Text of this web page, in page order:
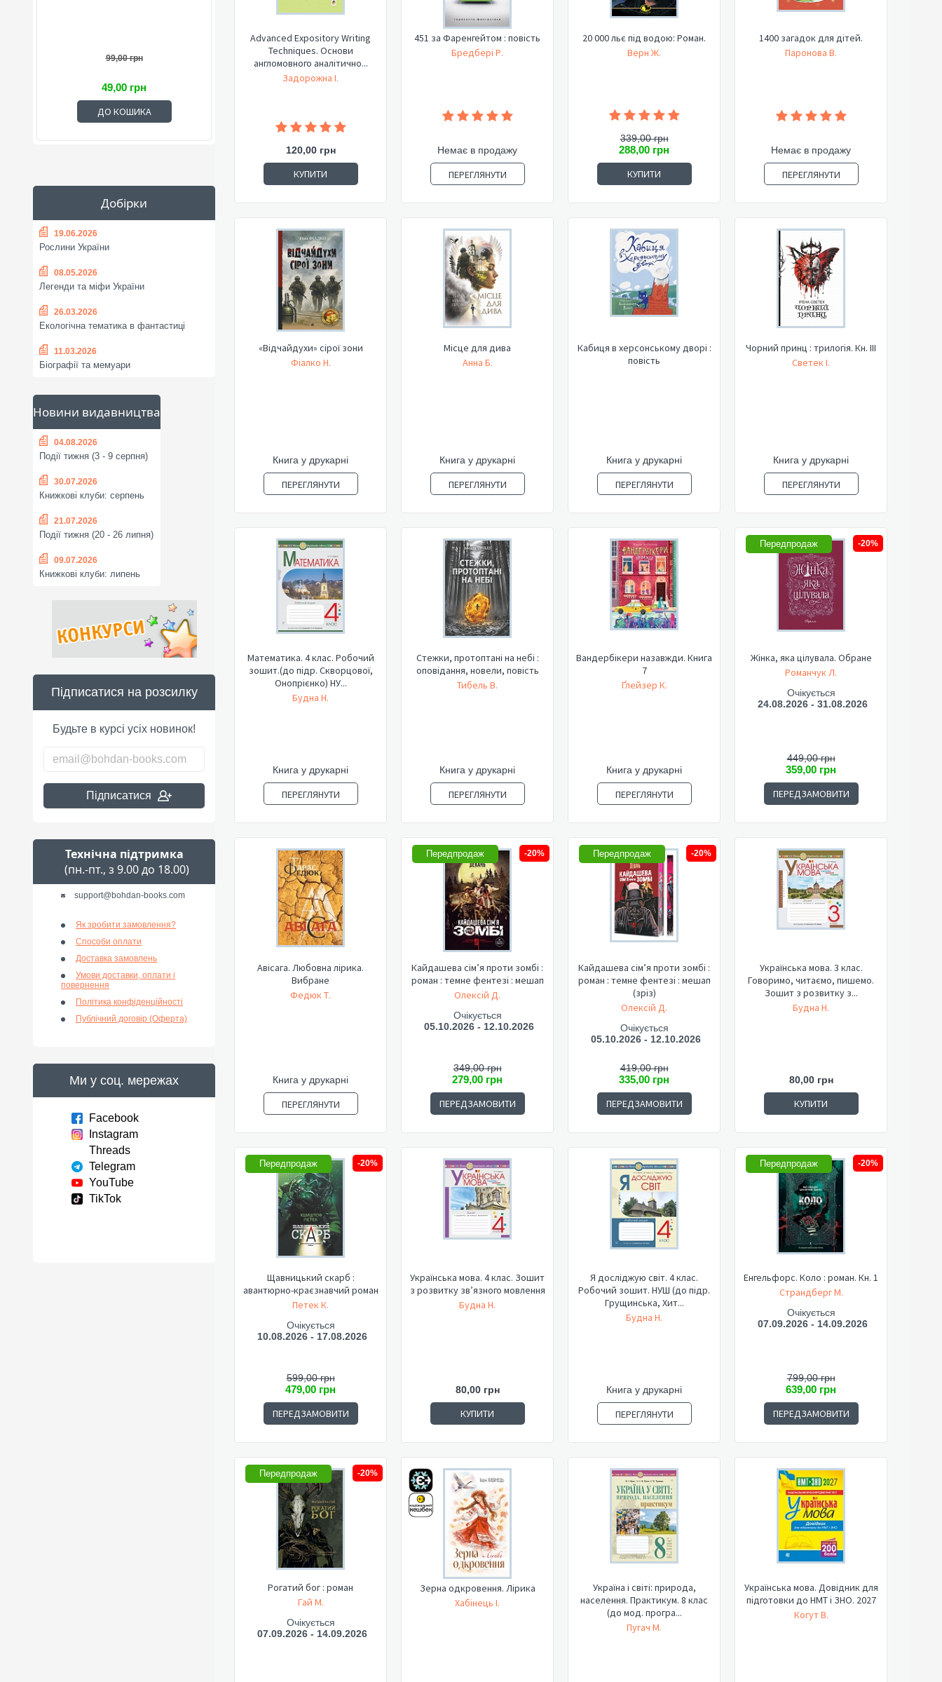
99,00 грн
49,00 грн
ДО КОШИКА
Добірки
19.06.2026
Рослини України
08.05.2026
Легенди та міфи України
26.03.2026
Екологічна тематика в фантастиці
11.03.2026
Біографії та мемуари
Новини видавництва
04.08.2026
Події тижня (3 - 9 серпня)
30.07.2026
Книжкові клуби: серпень
21.07.2026
Події тижня (20 - 26 липня)
09.07.2026
Книжкові клуби: липень
Підписатися на розсилку
Будьте в курсі усіх новинок!
Підписатися
Технічна підтримка
(пн.-пт., з 9.00 до 18.00)
support@bohdan-books.com
Як зробити замовлення?
Способи оплати
Доставка замовлень
Умови доставки, оплати і
повернення
Політика конфіденційності
Публічний договір (Оферта)
Ми у соц. мережах
Facebook
Instagram
Threads
Telegram
YouTube
TikTok
Advanced Expository Writing
Techniques. Основи
англомовного аналітично...
Задорожна І.
120,00 грн
КУПИТИ
451 за Фаренгейтом : повість
Бредбері Р.
Немає в продажу
ПЕРЕГЛЯНУТИ
20 000 льє під водою: Роман.
Верн Ж.
339,00 грн
288,00 грн
КУПИТИ
1400 загадок для дітей.
Паронова В.
Немає в продажу
ПЕРЕГЛЯНУТИ
«Відчайдухи» сірої зони
Фіалко Н.
Книга у друкарні
ПЕРЕГЛЯНУТИ
Місце для дива
Анна Б.
Книга у друкарні
ПЕРЕГЛЯНУТИ
Кабиця в херсонському дворі :
повість
Книга у друкарні
ПЕРЕГЛЯНУТИ
Чорний принц : трилогія. Кн. ІІІ
Светек І.
Книга у друкарні
ПЕРЕГЛЯНУТИ
Математика. 4 клас. Робочий
зошит.(до підр. Скворцової,
Онопрієнко) НУ...
Будна Н.
Книга у друкарні
ПЕРЕГЛЯНУТИ
Стежки, протоптані на небі :
оповідання, новели, повість
Тибель В.
Книга у друкарні
ПЕРЕГЛЯНУТИ
Вандербікери назавжди. Книга
7
Ґлейзер К.
Книга у друкарні
ПЕРЕГЛЯНУТИ
Передпродаж -20%
Жінка, яка цілувала. Обране
Романчук Л.
Очікується
24.08.2026 - 31.08.2026
449,00 грн
359,00 грн
ПЕРЕДЗАМОВИТИ
Авісага. Любовна лірика.
Вибране
Федюк Т.
Книга у друкарні
ПЕРЕГЛЯНУТИ
Передпродаж -20%
Кайдашева сім’я проти зомбі :
роман : темне фентезі : мешап
Олексій Д.
Очікується
05.10.2026 - 12.10.2026
349,00 грн
279,00 грн
ПЕРЕДЗАМОВИТИ
Передпродаж -20%
Кайдашева сім’я проти зомбі :
роман : темне фентезі : мешап
(зріз)
Олексій Д.
Очікується
05.10.2026 - 12.10.2026
419,00 грн
335,00 грн
ПЕРЕДЗАМОВИТИ
Українська мова. 3 клас.
Говоримо, читаємо, пишемо.
Зошит з розвитку з...
Будна Н.
80,00 грн
КУПИТИ
Передпродаж -20%
Щавницький скарб :
авантюрно-краєзнавчий роман
Петек К.
Очікується
10.08.2026 - 17.08.2026
599,00 грн
479,00 грн
ПЕРЕДЗАМОВИТИ
Українська мова. 4 клас. Зошит
з розвитку зв’язного мовлення
Будна Н.
80,00 грн
КУПИТИ
Я досліджую світ. 4 клас.
Робочий зошит. НУШ (до підр.
Грущинська, Хит...
Будна Н.
Книга у друкарні
ПЕРЕГЛЯНУТИ
Передпродаж -20%
Енгельфорс. Коло : роман. Кн. 1
Страндберг М.
Очікується
07.09.2026 - 14.09.2026
799,00 грн
639,00 грн
ПЕРЕДЗАМОВИТИ
Передпродаж -20%
Рогатий бог : роман
Гай М.
Очікується
07.09.2026 - 14.09.2026
Зерна одкровення. Лірика
Хабінець І.
Україна і світі: природа,
населення. Практикум. 8 клас
(до мод. програ...
Пугач М.
Українська мова. Довідник для
підготовки до НМТ і ЗНО. 2027
Когут В.